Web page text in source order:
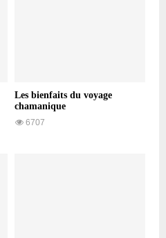
Les bienfaits du voyage
chamanique
6707